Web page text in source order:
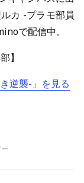
カ -プラモ部員
で配信中。
】
逆襲- 」を見る